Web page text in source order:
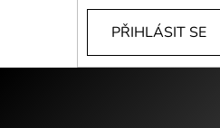
PŘIHLÁSIT SE